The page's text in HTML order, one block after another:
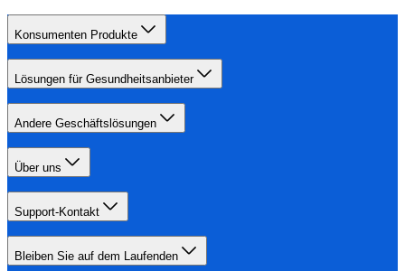
Konsumenten Produkte
Lösungen für Gesundheitsanbieter
Andere Geschäftslösungen
Über uns
Support-Kontakt
Bleiben Sie auf dem Laufenden